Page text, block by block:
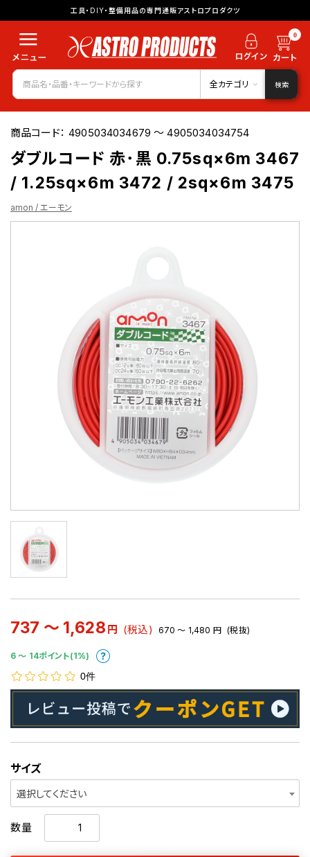
工具・DIY・整備用品の専門通販アストロプロダクツ
0
全カテゴリ 検索
商品コード：4905034034679 ～ 4905034034754
ダブルコード 赤･黒 0.75sq×6m 3467
/ 1.25sq×6m 3472 / 2sq×6m 3475
amon / エーモン
737 ～ 1,628 円 (税込) 670 ～ 1,480 円 (税抜)
6 〜 14ポイント(1%)
0件
サイズ
選択してください
数量